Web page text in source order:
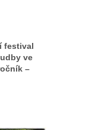
festival
ve
–